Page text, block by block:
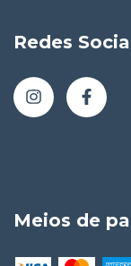
Redes
Meios de